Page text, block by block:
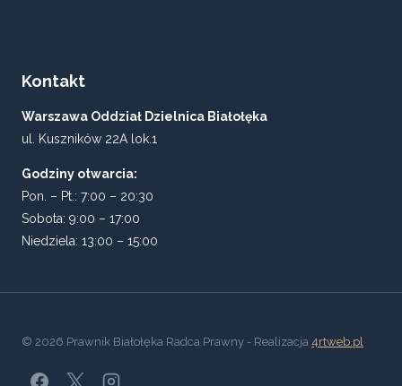
Kontakt
Warszawa Oddział Dzielnica Białołęka
ul. Kuszników 22A lok.1
Godziny otwarcia:
Pon. – Pt.: 7:00 – 20:30
Sobota: 9:00 – 17:00
Niedziela: 13:00 – 15:00
© 2026 Prawnik Białołęka Radca Prawny - Realizacja 4rtweb.pl